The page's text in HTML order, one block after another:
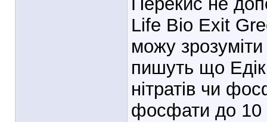
Life Bio Exit
можу
пишуть що Едік
нітратів чи
фосфати до